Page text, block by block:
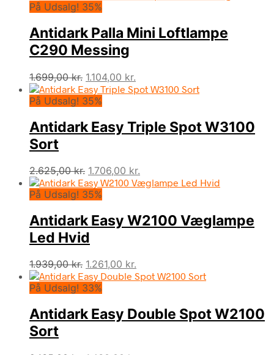
På Udsalg! 35%
Antidark Palla Mini Loftlampe
C290 Messing
1.699,00kr. Den
oprindelige
pris
1.699,00 kr..
1.104,00 kr.
aktuelle
1.104,00 kr..
På Udsalg! 35%
Antidark Easy Triple Spot W3100
Sort
2.625,00kr. Den
oprindelige
pris
2.625,00 kr..
1.706,00 kr.
aktuelle
1.706,00 kr..
På Udsalg! 35%
Antidark Easy W2100 Væglampe
Led Hvid
1.939,00kr. Den
oprindelige
pris
1.939,00 kr..
1.261,00 kr.
aktuelle
1.261,00 kr..
På Udsalg! 33%
Antidark Easy Double Spot W2100
Sort